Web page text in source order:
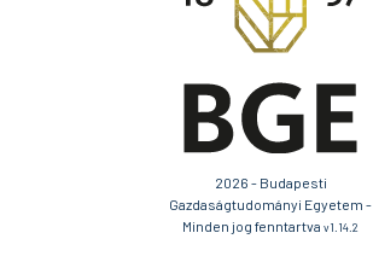
2026 - Budapesti
Gazdaságtudományi Egyetem -
Minden jog fenntartva v1.14.2